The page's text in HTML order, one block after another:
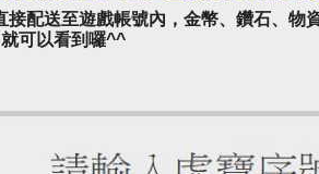
接配送至遊戲帳號內，金幣、鑽石、物
可以看到囉^^